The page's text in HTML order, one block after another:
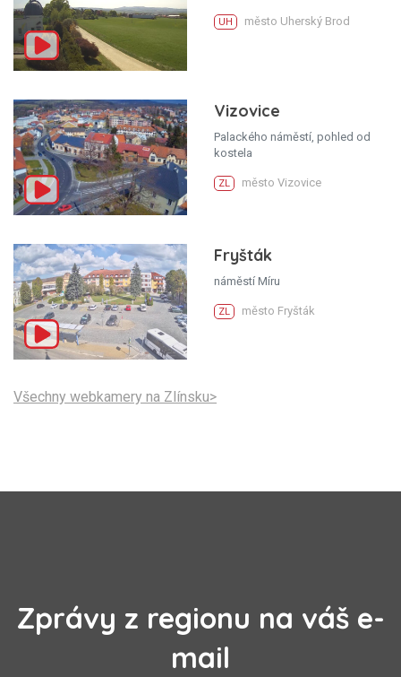
UH město Uherský Brod
Vizovice
Palackého náměstí, pohled od
kostela
ZL město Vizovice
Fryšták
náměstí Míru
ZL město Fryšták
Všechny webkamery na Zlínsku>
Zprávy z regionu na váš e-
mail